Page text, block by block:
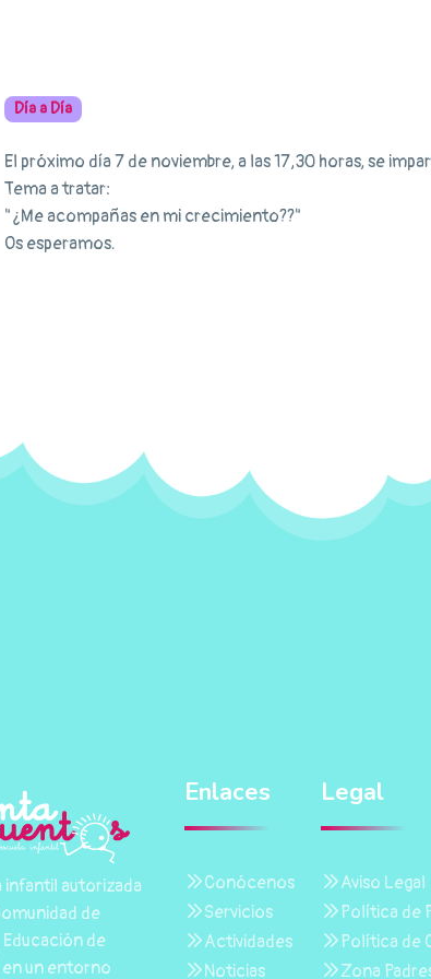
Día a Día
El próximo día 7 de noviembre, a las 17,30 horas, se
Tema a tratar:
"¿Me acompañas en mi crecimiento??"
Os esperamos.
infantil autorizada
de
Educación de
un entorno
Enlaces
Conócenos
Servicios
Actividades
Noticias
Legal
Aviso Legal
Política de
Política de
Zona